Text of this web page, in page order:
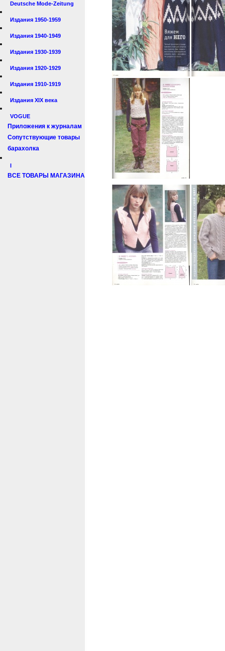
Deutsche Mode-Zeitung
Издания 1950-1959
Издания 1940-1949
Издания 1930-1939
Издания 1920-1929
Издания 1910-1919
Издания XIX века
VOGUE
Приложения к журналам
Сопутствующие товары
барахолка
I
ВСЕ ТОВАРЫ МАГАЗИНА